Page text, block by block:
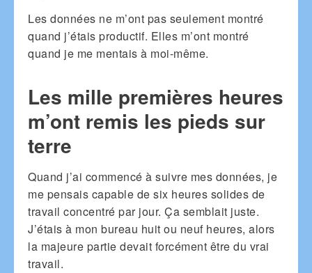
Les données ne m’ont pas seulement montré
quand j’étais productif. Elles m’ont montré
quand je me mentais à moi-même.
Les mille premières heures
m’ont remis les pieds sur
terre
Quand j’ai commencé à suivre mes données, je
me pensais capable de six heures solides de
travail concentré par jour. Ça semblait juste.
J’étais à mon bureau huit ou neuf heures, alors
la majeure partie devait forcément être du vrai
travail.